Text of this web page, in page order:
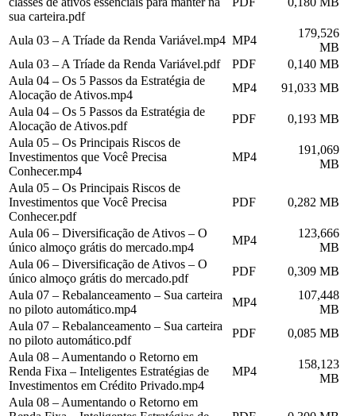
sua carteira.pdf
Aula 03 – A Tríade da Renda Variável.mp4 MP4
179,526
MB
Aula 03 – A Tríade da Renda Variável.pdf
PDF
0,140 MB
Aula 04 – Os 5 Passos da Estratégia de
Alocação de Ativos.mp4
MP4
91,033 MB
Aula 04 – Os 5 Passos da Estratégia de
Alocação de Ativos.pdf
PDF
0,193 MB
Aula 05 – Os Principais Riscos de
Investimentos que Você Precisa
Conhecer.mp4
MP4
191,069
MB
Aula 05 – Os Principais Riscos de
Investimentos que Você Precisa
Conhecer.pdf
PDF 0,282 MB
Aula 06 – Diversificação de Ativos – O
único almoço grátis do mercado.mp4
MP4
123,666
MB
Aula 06 – Diversificação de Ativos – O
único almoço grátis do mercado.pdf
PDF
0,309 MB
Aula 07 – Rebalanceamento – Sua carteira
no piloto automático.mp4
MP4
107,448
MB
Aula 07 – Rebalanceamento – Sua carteira
no piloto automático.pdf
PDF
0,085 MB
Aula 08 – Aumentando o Retorno em
Renda Fixa – Inteligentes Estratégias de
Investimentos em Crédito Privado.mp4
MP4
158,123
MB
Aula 08 – Aumentando o Retorno em